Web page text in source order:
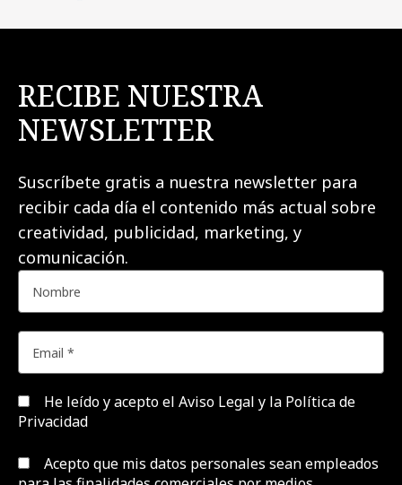
RECIBE NUESTRA
NEWSLETTER
Suscríbete gratis a nuestra newsletter para
recibir cada día el contenido más actual sobre
creatividad, publicidad, marketing, y
comunicación.
He leído y acepto el Aviso Legal y la Política de
Privacidad
Acepto que mis datos personales sean empleados